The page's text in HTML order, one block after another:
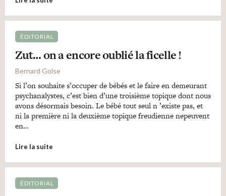
ÉDITORIAL
Zut… on a encore oublié la ficelle !
Bernard Golse
Si l’on souhaite s’occuper de bébés et le faire en demeurant
psychanalystes, c’est bien d’une troisième topique dont nous
avons désormais besoin. Le bébé tout seul n ’existe pas, et
ni la première ni la deuxième topique freudienne nepeuvent
en…
Lire la suite
ÉDITORIAL